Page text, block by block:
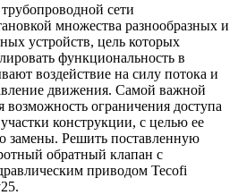
сети
множества разнообразных и
устройств, цель которых
функциональность в
воздействие на силу потока и
движения. Самой важной
возможность ограничения доступа
конструкции, с целью ее
замены. Решить поставленную
обратный клапан с
приводом Tecofi